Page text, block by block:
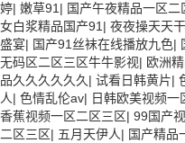
婷| 嫩草91 | 国产午夜精品一区二
女白浆精品国产91 | 夜夜操天天干
盛宴| 国产91丝袜在线播放九色|
无码区二区三区牛牛影视| 欧洲
品久久久久久久 | 试看日韩黄片|
人| 色情乱伦av| 日韩欧美视频一
香蕉视频一区二区三区| 99国产
二区三区| 五月天伊人| 国产精品